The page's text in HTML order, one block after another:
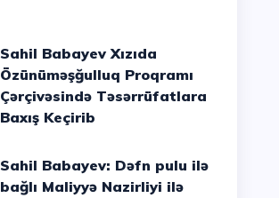
Sahil Babayev Xızıda
Özünüməşğulluq Proqramı
Çərçivəsində Təsərrüfatlara
Baxış Keçirib
Sahil Babayev: Dəfn pulu ilə
bağlı Maliyyə Nazirliyi ilə